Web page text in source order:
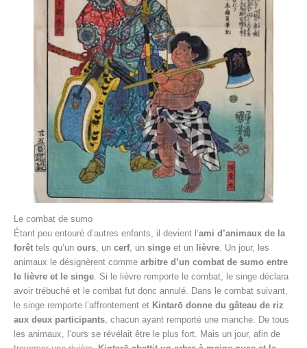
Le combat de sumo
Étant peu entouré d’autres enfants, il devient l’ami d’animaux de la
forêt tels qu’un ours , un cerf, un singe et un lièvre . Un jour, les
animaux le désignèrent comme arbitre d’un combat de sumo entre
le lièvre et le singe . Si le lièvre remporte le combat, le singe déclara
avoir trébuché et le combat fut donc annulé. Dans le combat suivant,
le singe remporte l’affrontement et Kintarō donne du gâteau de riz
aux deux participants , chacun ayant remporté une manche. De tous
les animaux, l’ours se révélait être le plus fort. Mais un jour, afin de